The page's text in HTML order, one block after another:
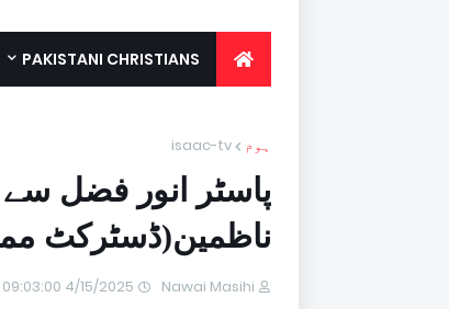
PAKISTANI CHRISTIANS
ہوم isaac-tv
پاسٹر انور فضل
ناظمین(ڈسٹرکٹ
Nawai Masihi
4/15/2025 09:03:00 AM